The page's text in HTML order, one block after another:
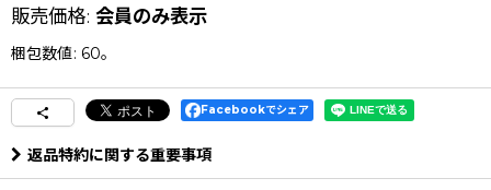
販売価格: 会員のみ表示
梱包数値: 60。
Facebookでシェア
返品特約に関する重要事項